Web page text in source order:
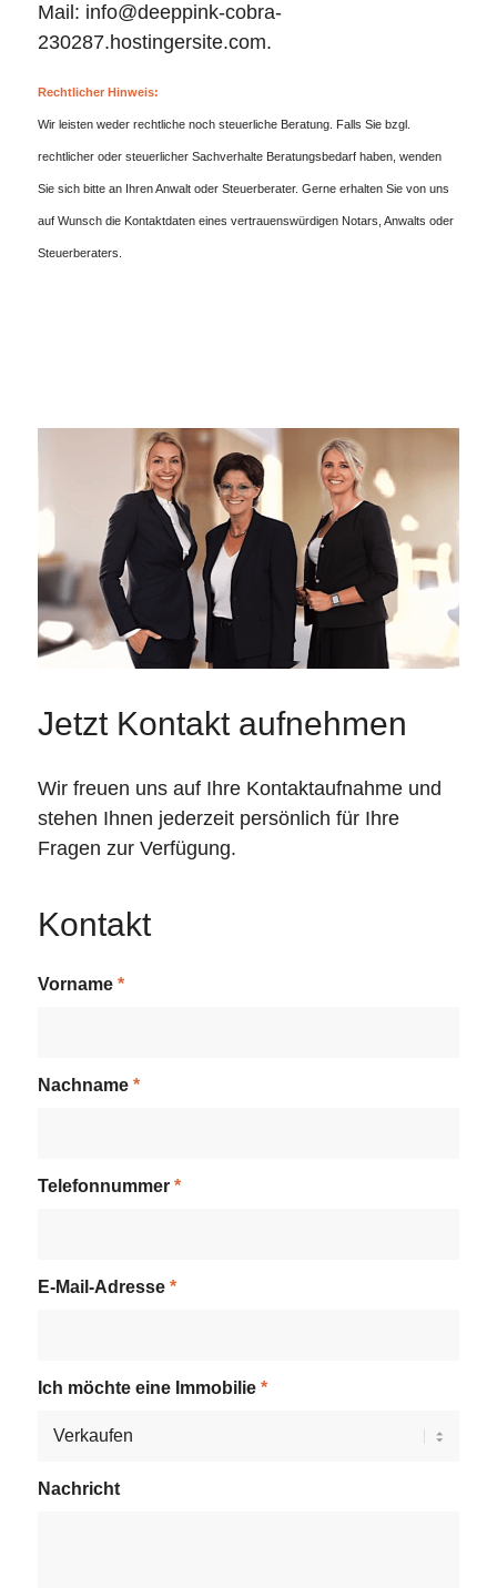
Mail: info@deeppink-cobra-
230287.hostingersite.com.
Rechtlicher Hinweis:
Wir leisten weder rechtliche noch steuerliche Beratung. Falls Sie bzgl.
rechtlicher oder steuerlicher Sachverhalte Beratungsbedarf haben, wenden
Sie sich bitte an Ihren Anwalt oder Steuerberater. Gerne erhalten Sie von uns
auf Wunsch die Kontaktdaten eines vertrauenswürdigen Notars, Anwalts oder
Steuerberaters.
Jetzt Kontakt aufnehmen
Wir freuen uns auf Ihre Kontaktaufnahme und
stehen Ihnen jederzeit persönlich für Ihre
Fragen zur Verfügung.
Kontakt
Vorname *
Nachname *
Telefonnummer *
E-Mail-Adresse *
Ich möchte eine Immobilie *
Nachricht